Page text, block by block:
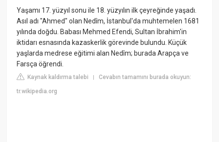
Yaşamı 17. yüzyıl sonu ile 18. yüzyılın ilk çeyreğinde yaşadı.
Asıl adı "Ahmed" olan Nedîm, İstanbul'da muhtemelen 1681
yılında doğdu. Babası Mehmed Efendi, Sultan İbrahim'in
iktidarı esnasında kazaskerlik görevinde bulundu. Küçük
yaşlarda medrese eğitimi alan Nedîm; burada Arapça ve
Farsça öğrendi.
Kaynak kaldırma talebi |Cevabın tamamını burada okuyun:
tr.wikipedia.org